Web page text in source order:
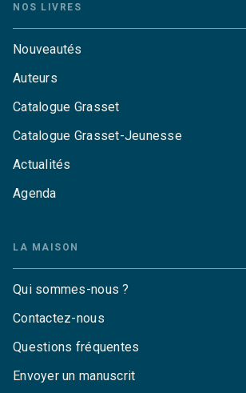
NOS LIVRES
Nouveautés
Auteurs
Catalogue Grasset
Catalogue Grasset-Jeunesse
Actualités
Agenda
LA MAISON
Qui sommes-nous ?
Contactez-nous
Questions fréquentes
Envoyer un manuscrit